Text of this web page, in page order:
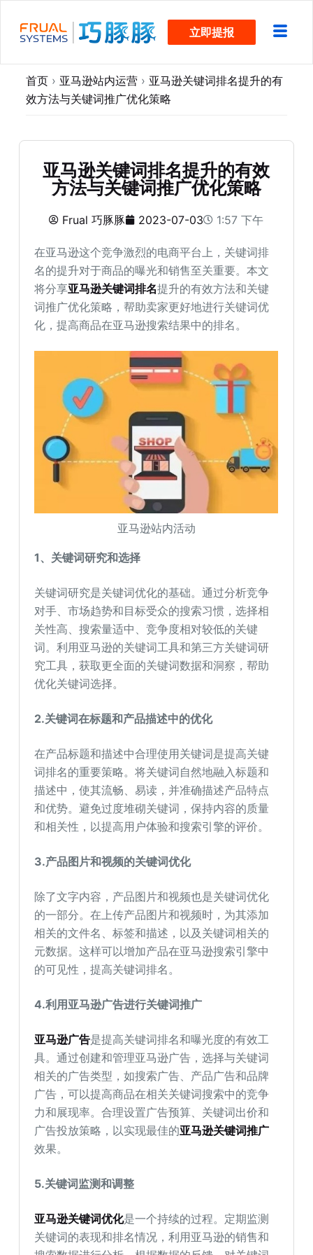
过
立即提报
首页 › 亚马逊站内运营 › 亚马逊关键词排名提升的有
效方法与关键词推广优化策略
亚马逊关键词排名提升的有效
方法与关键词推广优化策略
Frual 巧豚豚 2023-07-03 1:57 下午
在亚马逊这个竞争激烈的电商平台上，关键词排
名的提升对于商品的曝光和销售至关重要。本文
将分享亚马逊关键词排名提升的有效方法和关键
词推广优化策略，帮助卖家更好地进行关键词优
化，提高商品在亚马逊搜索结果中的排名。
亚马逊站内活动
1、关键词研究和选择
关键词研究是关键词优化的基础。通过分析竞争
对手、市场趋势和目标受众的搜索习惯，选择相
关性高、搜索量适中、竞争度相对较低的关键
词。利用亚马逊的关键词工具和第三方关键词研
究工具，获取更全面的关键词数据和洞察，帮助
优化关键词选择。
2.关键词在标题和产品描述中的优化
在产品标题和描述中合理使用关键词是提高关键
词排名的重要策略。将关键词自然地融入标题和
描述中，使其流畅、易读，并准确描述产品特点
和优势。避免过度堆砌关键词，保持内容的质量
和相关性，以提高用户体验和搜索引擎的评价。
3.产品图片和视频的关键词优化
除了文字内容，产品图片和视频也是关键词优化
的一部分。在上传产品图片和视频时，为其添加
相关的文件名、标签和描述，以及关键词相关的
元数据。这样可以增加产品在亚马逊搜索引擎中
的可见性，提高关键词排名。
4.利用亚马逊广告进行关键词推广
亚马逊广告是提高关键词排名和曝光度的有效工
具。通过创建和管理亚马逊广告，选择与关键词
相关的广告类型，如搜索广告、产品广告和品牌
广告，可以提高商品在相关关键词搜索中的竞争
力和展现率。合理设置广告预算、关键词出价和
广告投放策略，以实现最佳的亚马逊关键词推广
效果。
5.关键词监测和调整
亚马逊关键词优化是一个持续的过程。定期监测
关键词的表现和排名情况，利用亚马逊的销售和